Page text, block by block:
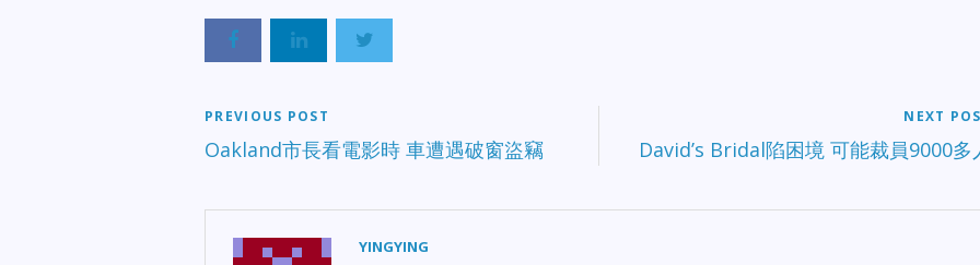
PREVIOUS POST
Oakland市長看電影時 車遭遇破窗盜竊
NEXT
David’s Bridal陷困境 可能裁員9000多
YINGYING